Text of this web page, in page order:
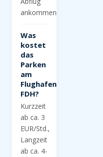
ankommen.
Was
kostet
das
Parken
am
Flughafen
FDH?
Kurzzeit
ab ca. 3
EUR/Std.,
Langzeit
ab ca. 4-